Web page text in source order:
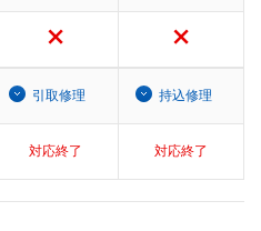
引取修理 持込修理
対応終了 対応終了